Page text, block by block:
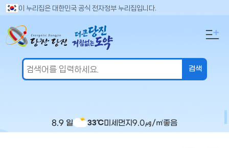
이 누리집은 대한민국 공식 전자정부 누리집입니다.
8.9 일 33℃미세먼지9.0㎍/㎥좋음
검
어
입
만
도
의
세